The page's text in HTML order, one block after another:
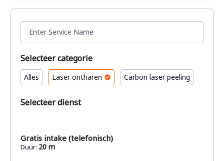
Selecteer categorie
Alles Laser ontharen Carbon laser peeling
Selecteer dienst
Gratis intake (telefonisch)
Duur: 20 m